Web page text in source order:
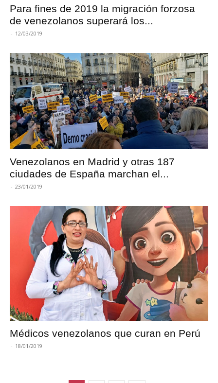
Para fines de 2019 la migración forzosa
de venezolanos superará los...
- 12/03/2019
Venezolanos en Madrid y otras 187
ciudades de España marchan el...
- 23/01/2019
Médicos venezolanos que curan en Perú
- 18/01/2019